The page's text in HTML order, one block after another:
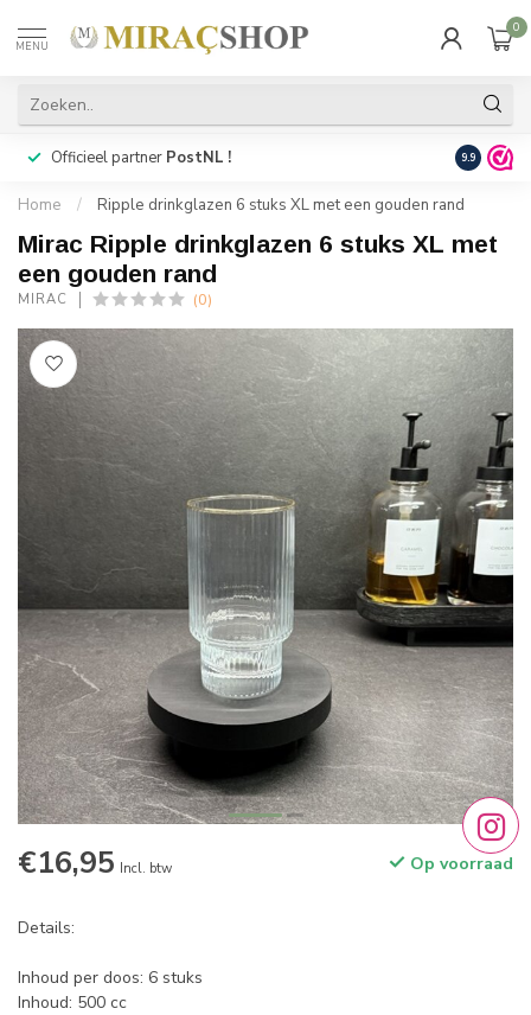
MENU
0
Officieel partner PostNL ! Snelle
9.9
Home / Ripple drinkglazen 6 stuks XL met een gouden rand
Mirac Ripple drinkglazen 6 stuks XL met
een gouden rand
MIRAC (0)
€16,95 Incl. btw Op voorraad
Details:
Inhoud per doos: 6 stuks
Inhoud: 500 cc